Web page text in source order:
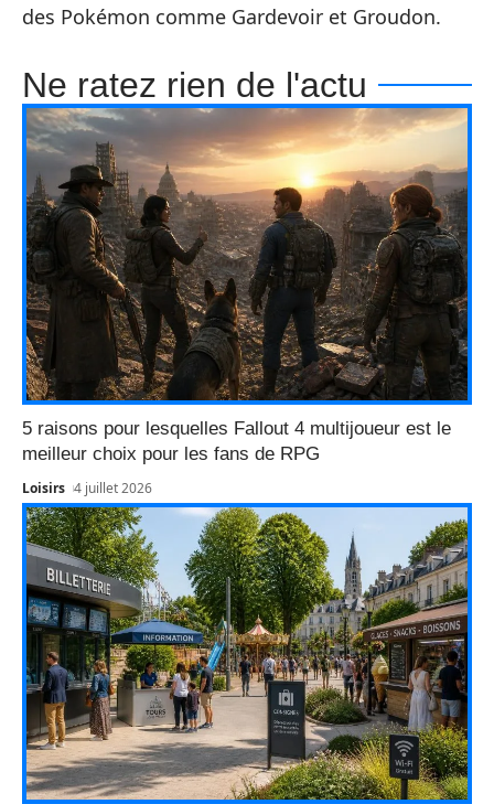
des Pokémon comme Gardevoir et Groudon.
Ne ratez rien de l'actu
5 raisons pour lesquelles Fallout 4 multijoueur est le
meilleur choix pour les fans de RPG
Loisirs 4 juillet 2026